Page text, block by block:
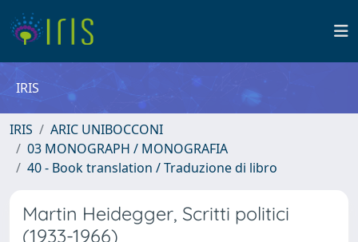
IRIS
IRIS
ARIC UNIBOCCONI
03 MONOGRAPH / MONOGRAFIA
40 - Book translation / Traduzione di libro
Martin Heidegger, Scritti politici
(1933-1966)